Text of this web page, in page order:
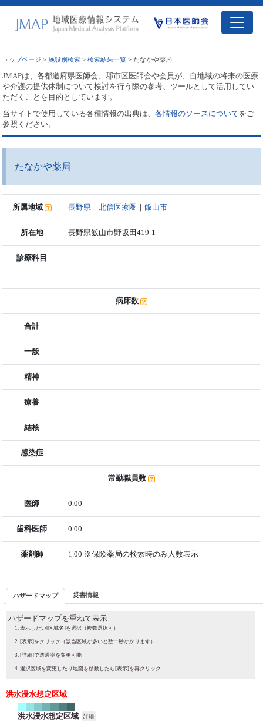
トップページ >施設別検索 >検索結果一覧 > たなかや薬局
JMAPは、各都道府県医師会、郡市区医師会や会員が、自地域の将来の医療
や介護の提供体制について検討を行う際の参考、ツールとして活用してい
ただくことを目的としています。
当サイトで使用している各種情報の出典は、各情報のソースについてをご
参照ください。
たなかや薬局
所属地域 長野県 ｜北信医療圏 ｜飯山市
所在地 長野県飯山市野坂田419-1
診療科目
病床数
合計
一般
精神
療養
結核
感染症
常勤職員数
医師 0.00
歯科医師 0.00
薬剤師 1.00 ※保険薬局の検索時のみ人数表示
ハザードマップ 災害情報
ハザードマップを重ねて表示
表示したい[区域名]を選択（複数選択可）
[表示]をクリック（該当区域が多いと数十秒かかります）
[詳細]で透過率を変更可能
選択区域を変更したり地図を移動したら[表示]を再クリック
洪水浸水想定区域
洪水浸水想定区域 詳細